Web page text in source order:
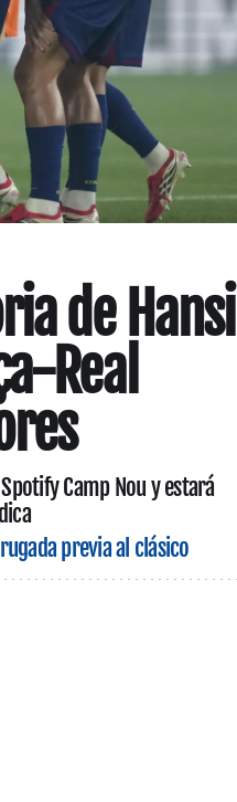
de Hansi
Real
Camp Nou y estará
previa al clásico